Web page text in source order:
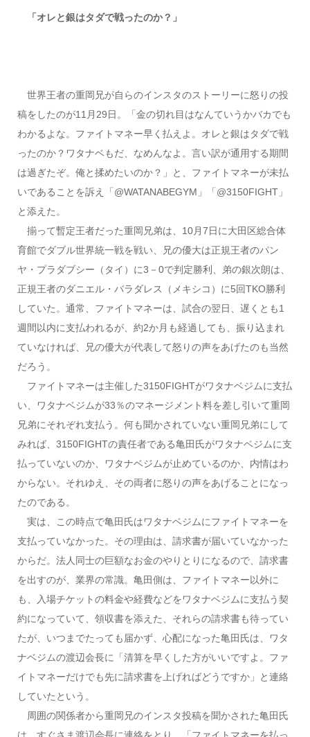
「オレと銀はタダで戦ったのか？」
世界王者の重岡兄が自らのインスタのストーリーに怒りの投
稿をしたのが11月29日。「金の切れ目はなんていうかバカでも
わかるよな。ファイトマネー早く払えよ。オレと銀はタダで戦
ったのか？ワタナベもだ、なめんなよ。言い訳が通用する期間
は過ぎたぞ。俺と揉めたいのか？」と、ファイトマネーが未払
いであることを訴え「@WATANABEGYM」「@3150FIGHT」
と添えた。
揃って暫定王者だった重岡兄弟は、10月7日に大田区総合体
育館でダブル世界統一戦を戦い、兄の優大は正規王者のパン
ヤ・プラダブシー（タイ）に3－0で判定勝利、弟の銀次朗は、
正規王者のダニエル・バラダレス（メキシコ）に5回TKO勝利
していた。通常、ファイトマネーは、試合の翌日、遅くとも1
週間以内に支払われるが、約2か月も経過しても、振り込まれ
ていなければ、兄の優大が代表して怒りの声をあげたのも当然
だろう。
ファイトマネーは主催した3150FIGHTがワタナベジムに支払
い、ワタナベジムが33％のマネージメント料を差し引いて重岡
兄弟にそれぞれ支払う。何も聞かされていない重岡兄弟にして
みれば、3150FIGHTの責任者である亀田氏がワタナベジムに支
払っていないのか、ワタナベジムが止めているのか、内情はわ
からない。それゆえ、その両者に怒りの声をあげることになっ
たのである。
実は、この時点で亀田氏はワタナベジムにファイトマネーを
支払っていなかった。その理由は、請求書が届いていなかった
からだ。法人同士の巨額なお金のやりとりになるので、請求書
を出すのが、業界の常識。亀田側は、ファイトマネー以外に
も、入場チケットの料金や経費などをワタナベジムに支払う契
約になっていて、領収書を添えた、それらの請求書も待ってい
たが、いつまでたっても届かず、心配になった亀田氏は、ワタ
ナベジムの渡辺会長に「清算を早くした方がいいですよ。ファ
イトマネーだけでも先に請求書を上げればどうですか」と連絡
していたという。
周囲の関係者から重岡兄のインスタ投稿を聞かされた亀田氏